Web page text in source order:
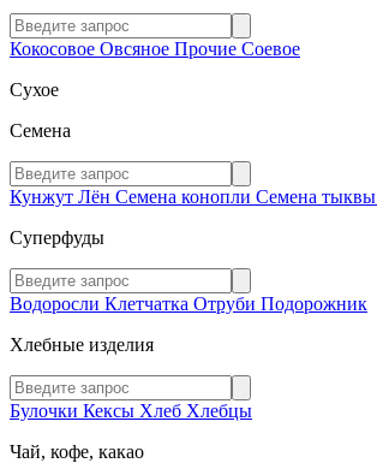
Кокосовое Овсяное Прочие Соевое
Сухое
Семена
Кунжут Лён Семена конопли Семена тыквы
Суперфуды
Водоросли Клетчатка Отруби Подорожник
Хлебные изделия
Булочки Кексы Хлеб Хлебцы
Чай, кофе, какао